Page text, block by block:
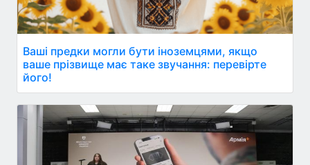
Ваші предки могли бути іноземцями, якщо
ваше прізвище має таке звучання: перевірте
його!